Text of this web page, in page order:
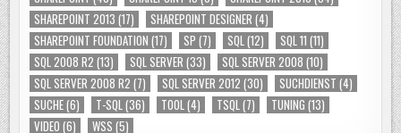
SHAREPOINT 2013 (17) SHAREPOINT DESIGNER (4)
SHAREPOINT FOUNDATION (17) SP (7) SQL (12) SQL 11 (11)
SQL 2008 R2 (13) SQL SERVER (33) SQL SERVER 2008 (10)
SQL SERVER 2008 R2 (7) SQL SERVER 2012 (30) SUCHDIENST (4)
SUCHE(6) T-SQL (36) TOOL (4) TSQL (7) TUNING (13)
VIDEO (6) WSS (5)